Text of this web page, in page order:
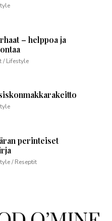
– helppoa ja
/ Lifestyle
perinteiset
/ Reseptit